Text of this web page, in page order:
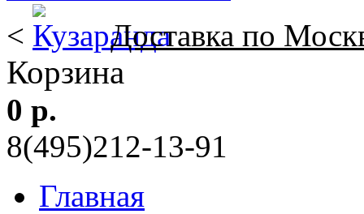
<
Доставка по
Корзина
0 р.
8(495)212-13-91
Главная